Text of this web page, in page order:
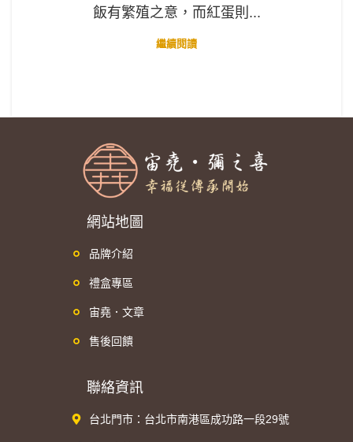
飯有繁殖之意，而紅蛋則...
繼續閱讀
網站地圖
品牌介紹
禮盒專區
宙堯．文章
售後回饋
聯絡資訊
台北門市：台北市南港區成功路一段29號